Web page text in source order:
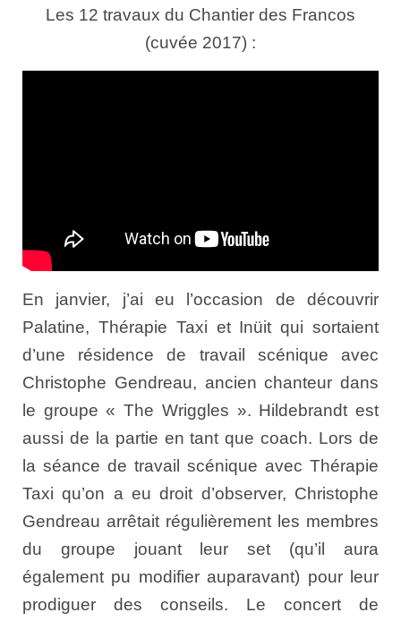
Les 12 travaux du Chantier des Francos
(cuvée 2017) :
En janvier, j’ai eu l’occasion de découvrir
Palatine, Thérapie Taxi et Inüit qui sortaient
d’une résidence de travail scénique avec
Christophe Gendreau, ancien chanteur dans
le groupe « The Wriggles ». Hildebrandt est
aussi de la partie en tant que coach. Lors de
la séance de travail scénique avec Thérapie
Taxi qu’on a eu droit d’observer, Christophe
Gendreau arrêtait régulièrement les membres
du groupe jouant leur set (qu’il aura
également pu modifier auparavant) pour leur
prodiguer des conseils. Le concert de